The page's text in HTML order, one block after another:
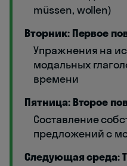
müssen, wollen)
Вторник: Первое
Упражнения на
модальных
времени
Пятница: Второе
Составление
предложений с
Следующая среда: